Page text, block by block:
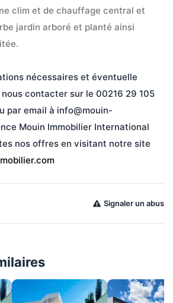
clim et de chauffage central et
jardin arboré et planté ainsi
nécessaires et éventuelle
contacter sur le 00216 29 105
par email à info@mouin-
Mouin Immobilier International
nos offres en visitant notre site
Signaler un abus